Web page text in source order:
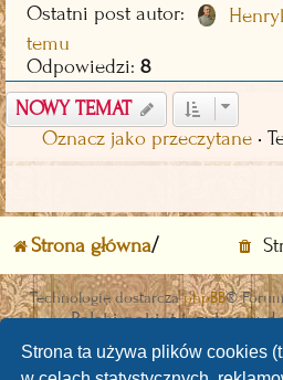
Strona ta używa plików cookies
Ostatni post autor:
temu
Odpowiedzi: 8
NOWY TEMAT
Oznacz jako przeczytane•
Strona główna
Technologię dostarczaphpBB®
Polski pakiet językowy